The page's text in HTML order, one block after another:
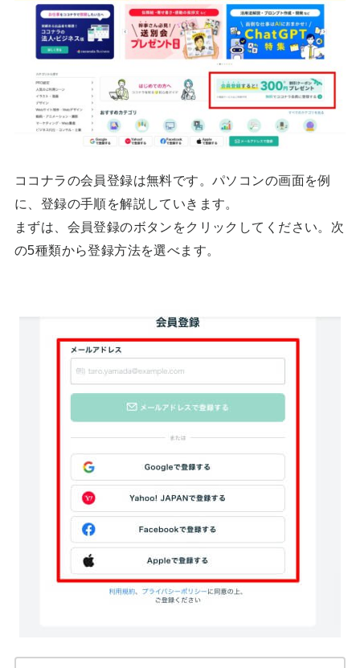
ココナラの会員登録は無料です。パソコンの画面を例
に、登録の手順を解説していきます。
まずは、会員登録のボタンをクリックしてください。次
の5種類から登録方法を選べます。